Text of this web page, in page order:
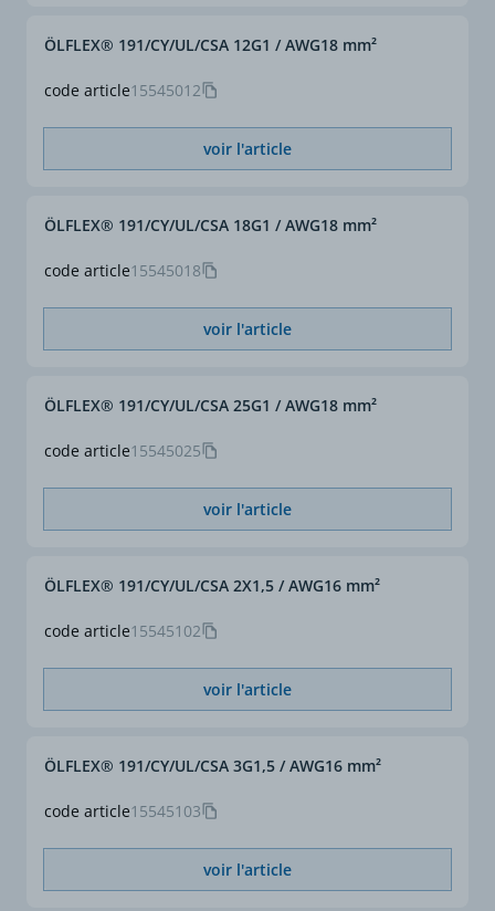
code article15545012
ÖLFLEX® 191/CY/UL/CSA 12G1 / AWG18 mm²
voir l'article
code article15545018
ÖLFLEX® 191/CY/UL/CSA 18G1 / AWG18 mm²
voir l'article
code article15545025
ÖLFLEX® 191/CY/UL/CSA 25G1 / AWG18 mm²
voir l'article
code article15545102
ÖLFLEX® 191/CY/UL/CSA 2X1,5 / AWG16 mm²
voir l'article
code article15545103
ÖLFLEX® 191/CY/UL/CSA 3G1,5 / AWG16 mm²
voir l'article